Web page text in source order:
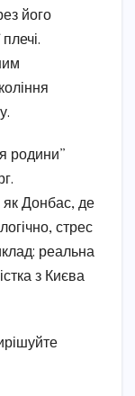
його
родини”
як Донбас, де
стрес
реальна
з Києва